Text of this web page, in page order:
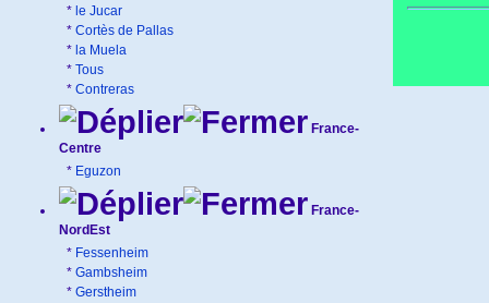
* le Jucar
* Cortès de Pallas
* la Muela
* Tous
* Contreras
France-
Centre
* Eguzon
France-
NordEst
* Fessenheim
* Gambsheim
* Gerstheim